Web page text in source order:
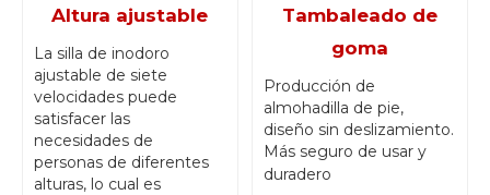
Altura ajustable
La silla de inodoro
ajustable de siete
velocidades puede
satisfacer las
necesidades de
personas de diferentes
alturas, lo cual es
Tambaleado de
goma
Producción de
almohadilla de pie,
diseño sin deslizamiento.
Más seguro de usar y
duradero